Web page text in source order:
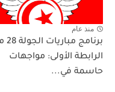
منذ عام
الرابطة الأولى: مواجهات
حاسمة في...